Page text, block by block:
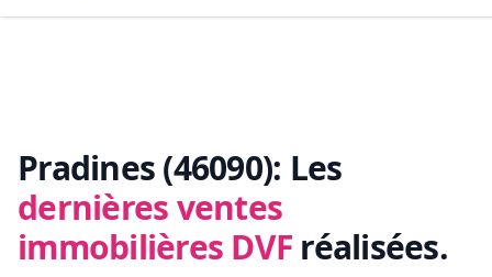
Pradines (46090): Les
dernières ventes
immobilières DVF réalisées.